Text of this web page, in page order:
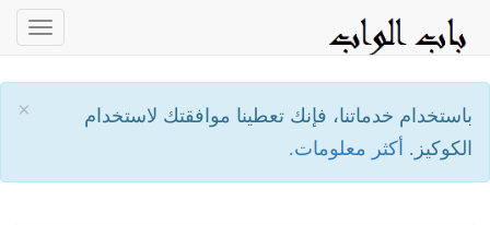
×
باستخدام خدماتنا، فإنك تعطينا موافقتك لاستخدام
الكوكيز. أكثر معلومات.